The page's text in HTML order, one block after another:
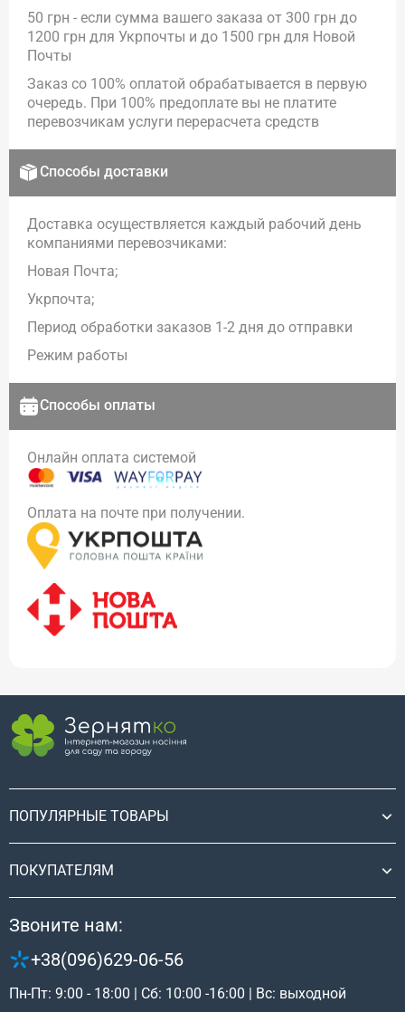
50 грн - если сумма вашего заказа от 300 грн до
1200 грн для Укрпочты и до 1500 грн для Новой
Почты
Заказ со 100% оплатой обрабатывается в первую
очередь. При 100% предоплате вы не платите
перевозчикам услуги перерасчета средств
Способы доставки
Доставка осуществляется каждый рабочий день
компаниями перевозчиками:
Новая Почта;
Укрпочта;
Период обработки заказов 1-2 дня до отправки
Режим работы
Способы оплаты
Онлайн оплата системой
Оплата на почте при получении.
ПОПУЛЯРНЫЕ ТОВАРЫ
ПОКУПАТЕЛЯМ
Звоните нам:
+38(096)629-06-56
Пн-Пт: 9:00 - 18:00 | Сб: 10:00 -16:00 | Вс: выходной